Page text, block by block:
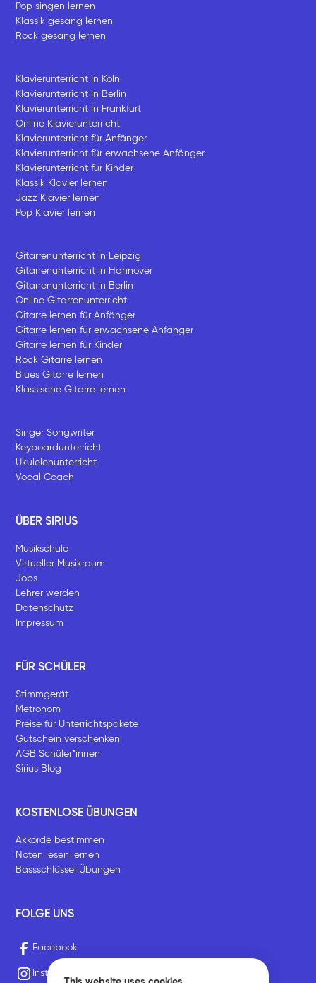
Pop singen lernen
Klassik gesang lernen
Rock gesang lernen
Klavierunterricht in Köln
Klavierunterricht in Berlin
Klavierunterricht in Frankfurt
Online Klavierunterricht
Klavierunterricht für Anfänger
Klavierunterricht für erwachsene Anfänger
Klavierunterricht für Kinder
Klassik Klavier lernen
Jazz Klavier lernen
Pop Klavier lernen
Gitarrenunterricht in Leipzig
Gitarrenunterricht in Hannover
Gitarrenunterricht in Berlin
Online Gitarrenunterricht
Gitarre lernen für Anfänger
Gitarre lernen für erwachsene Anfänger
Gitarre lernen für Kinder
Rock Gitarre lernen
Blues Gitarre lernen
Klassische Gitarre lernen
Singer Songwriter
Keyboardunterricht
Ukulelenunterricht
Vocal Coach
ÜBER SIRIUS
Musikschule
Virtueller Musikraum
Jobs
Lehrer werden
Datenschutz
Impressum
FÜR SCHÜLER
Stimmgerät
Metronom
Preise für Unterrichtspakete
Gutschein verschenken
AGB Schüler*innen
Sirius Blog
KOSTENLOSE ÜBUNGEN
Akkorde bestimmen
Noten lesen lernen
Bassschlüssel Übungen
FOLGE UNS
Facebook
Instagram